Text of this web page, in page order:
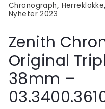
Chronograph, Herreklokke
Nyheter 2023
Zenith
Original
38mm –